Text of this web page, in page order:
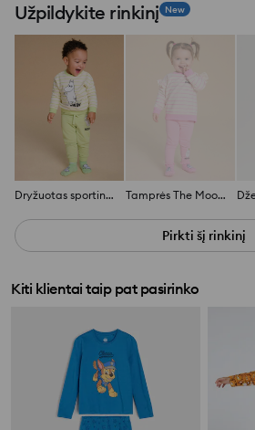
Užpildykite rinkinį New
Dryžuotas sportinis nertinis The Moomins Tamprės The Moomins
Pirkti šį rinkinį
Kiti klientai taip pat pasirinko